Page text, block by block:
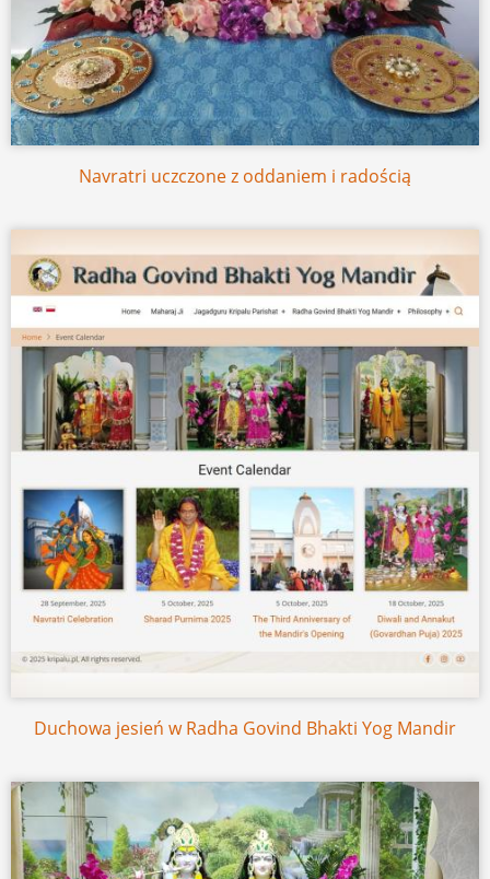
Navratri uczczone z oddaniem i radością
Duchowa jesień w Radha Govind Bhakti Yog Mandir